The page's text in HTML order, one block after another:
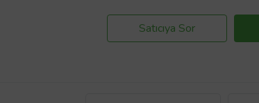
Satıcıya Sor